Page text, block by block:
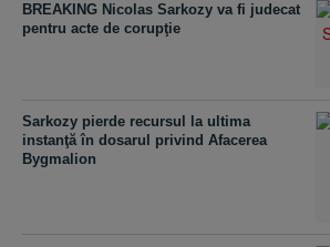
BREAKING Nicolas Sarkozy va fi judecat
pentru acte de corupţie
Sarkozy pierde recursul la ultima
instanţă în dosarul privind Afacerea
Bygmalion